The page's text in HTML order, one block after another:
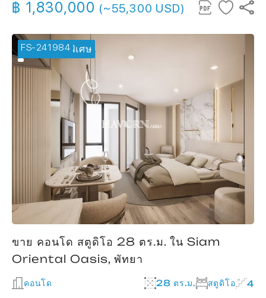
฿ 1,830,000 (~55,300 USD)
FS-241984
🔥 ข้อเสนอพิเศษ
ขาย คอนโด สตูดิโอ 28 ตร.ม. ใน Siam
Oriental Oasis, พัทยา
คอนโด 28 ตร.ม. สตูดิโอ 4